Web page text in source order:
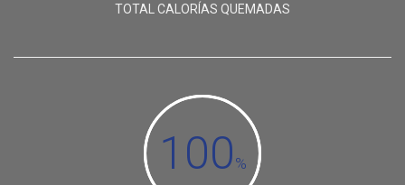
TOTAL CALORÍAS QUEMADAS
100 %